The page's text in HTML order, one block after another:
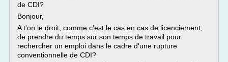
de CDI?
Bonjour,
A t'on le droit, comme c'est le cas en cas de licenciement,
de prendre du temps sur son temps de travail pour
rechercher un emploi dans le cadre d'une rupture
conventionnelle de CDI?